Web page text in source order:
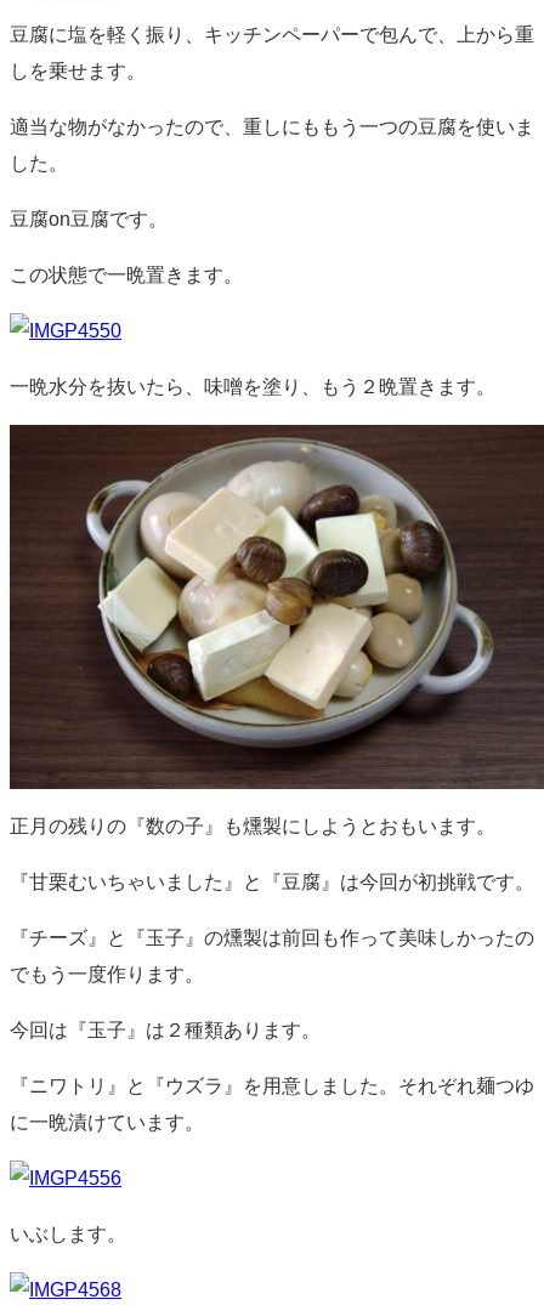
豆腐に塩を軽く振り、キッチンペーパーで包んで、上から重
しを乗せます。
適当な物がなかったので、重しにももう一つの豆腐を使いま
した。
豆腐on豆腐です。
この状態で一晩置きます。
一晩水分を抜いたら、味噌を塗り、もう２晩置きます。
正月の残りの『数の子』も燻製にしようとおもいます。
『甘栗むいちゃいました』と『豆腐』は今回が初挑戦です。
『チーズ』と『玉子』の燻製は前回も作って美味しかったの
でもう一度作ります。
今回は『玉子』は２種類あります。
『ニワトリ』と『ウズラ』を用意しました。それぞれ麺つゆ
に一晩漬けています。
いぶします。